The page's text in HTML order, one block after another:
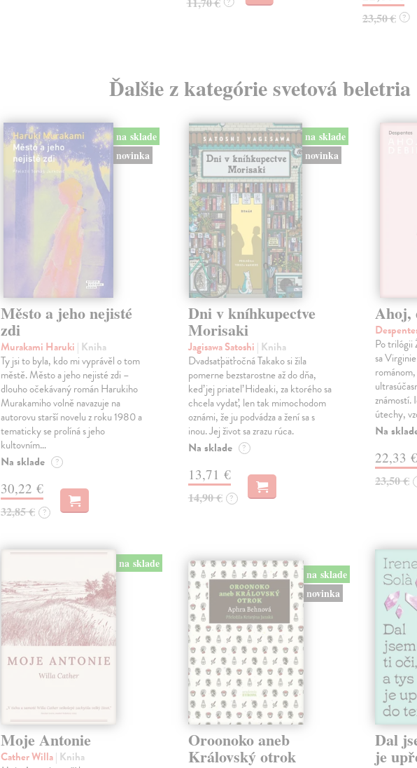
23,50 € ?
Ďalšie z kategórie svetová beletria
na sklade
novinka
Město a jeho nejisté
zdi
Murakami Haruki | Kniha
Ty jsi to byla, kdo mi vyprávěl o tom
městě. Město a jeho nejisté zdi –
dlouho očekávaný román Harukiho
Murakamiho volně navazuje na
autorovu starší novelu z roku 1980 a
tematicky se prolíná s jeho
kultovním…
Na sklade ?
30,22 €
32,85 € ?
na sklade
novinka
Dni v kníhkupectve
Morisaki
Jagisawa Satoshi | Kniha
Dvadsaťpäťročná Takako si žila
pomerne bezstarostne až do dňa,
keď jej priateľ Hideaki, za ktorého sa
chcela vydať, len tak mimochodom
oznámi, že ju podvádza a žení sa s
inou. Jej život sa zrazu rúca.
Na sklade ?
13,71 €
14,90 € ?
Ahoj,
Po trilógii
sa
známostí.
útechy,
Na
22,33 €
23,50 €
na sklade
Moje Antonie
Cather Willa| Kniha
na sklade
novinka
Oroonoko aneb
Královský otrok
Dal
je